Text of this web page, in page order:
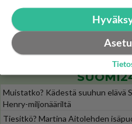
Mitä tuot pöytään
Muistatko? Kädestä suuhun elävä
Henry-miljonääriltä
Tiesitkö? Martina Aitolehden